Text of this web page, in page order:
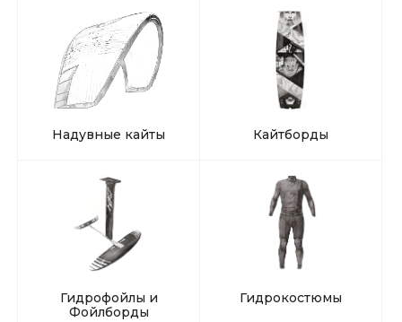
Надувные кайты Кайтборды
Гидрофойлы и
Фойлборды
Гидрокостюмы